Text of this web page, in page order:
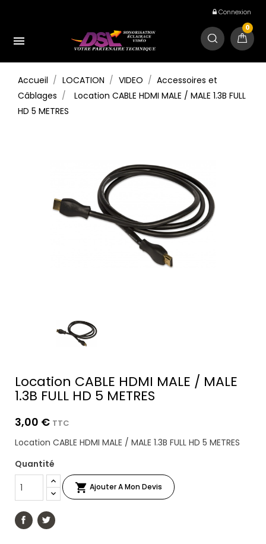
Connexion

0
Accueil LOCATION VIDEO
Accessoires et
Câblages
Location CABLE HDMI MALE / MALE 1.3B FULL
HD 5 METRES
Location CABLE HDMI MALE / MALE
1.3B FULL HD 5 METRES
3,00 € TTC
Location CABLE HDMI MALE / MALE 1.3B FULL HD 5 METRES
Quantité
 Ajouter A Mon Devis